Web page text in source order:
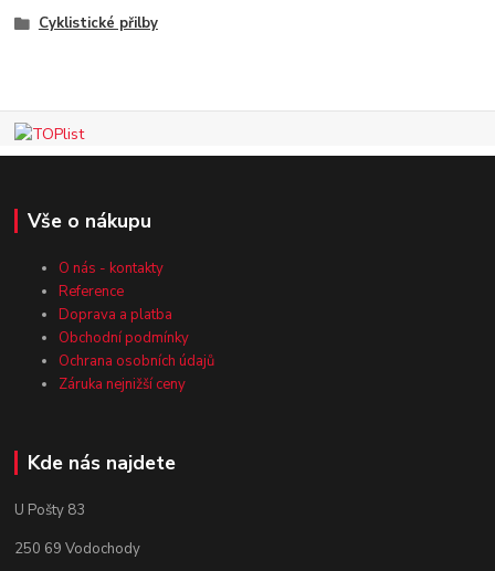
Cyklistické přilby
Vše o nákupu
O nás - kontakty
Reference
Doprava a platba
Obchodní podmínky
Ochrana osobních údajů
Záruka nejnižší ceny
Kde nás najdete
U Pošty 83
250 69 Vodochody